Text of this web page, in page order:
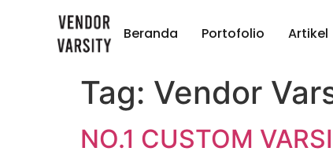
Beranda Portofolio Artikel
Tag: Vendor
NO.1 CUSTOM